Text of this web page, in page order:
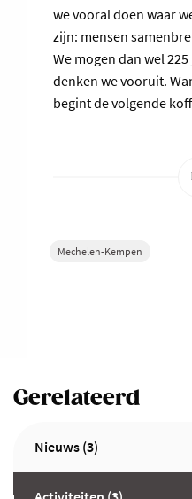
we vooral doen waar
zijn: mensen
We mogen dan wel
denken we vooruit.
begint de volgende
Mechelen-Kempen
Gerelateerd
Nieuws (3)